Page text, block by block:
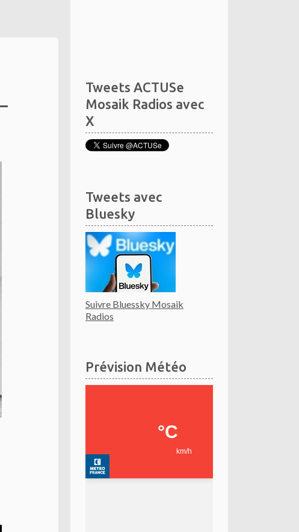
Tweets ACTUSe
Mosaik Radios avec
X
Tweets avec
Bluesky
Suivre Bluessky Mosaik
Radios
Prévision Météo